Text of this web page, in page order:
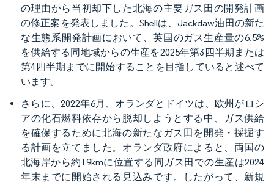
の理由から当初却下した北海の主要ガス田の開発計画
の修正案を発表しました。Shellは、Jackdaw油田の新た
な生態系開発計画において、英国のガス生産量の6.5%
を供給する同地域からの生産を2025年第3四半期または
第4四半期までに開始することを目指していると述べて
います。
さらに、2022年6月、オランダとドイツは、欧州がロシ
アの化石燃料依存から脱却しようとする中、ガス供給
を確保するために北海の新たなガス田を開発・採掘す
る計画を立てました。オランダ政府によると、両国の
北海岸から約19kmに位置する同ガス田での生産は2024
年末までに開始される見込みです。したがって、新規